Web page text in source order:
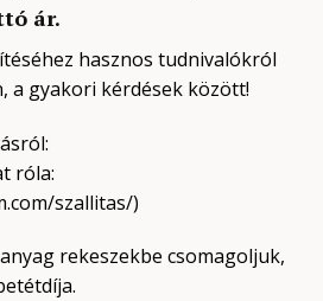
ár.
hasznos tudnivalókról
a gyakori kérdések között!
róla:
szallitas/)
rekeszekbe csomagoljuk,